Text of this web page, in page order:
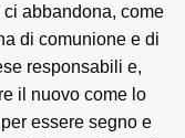
abbandona, come
di comunione e di
responsabili e,
il nuovo come lo
essere segno e